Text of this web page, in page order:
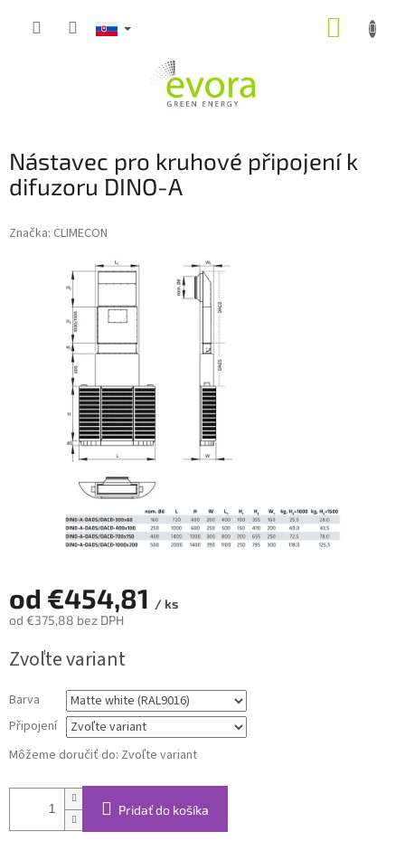
Nástavec pro kruhové připojení k
difuzoru DINO-A
Značka: CLIMECON
od €454,81 / ks
od €375,88 bez DPH
cena:
Zvoľte variant
Barva
Připojení
Môžeme doručiť do: Zvoľte variant
Pridať do košíka